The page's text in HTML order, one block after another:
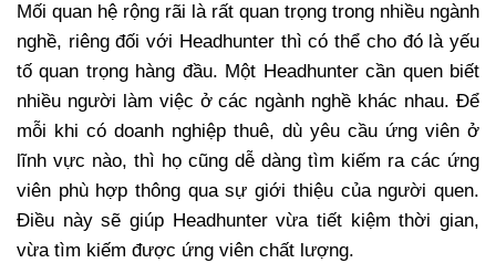
Mối quan hệ rộng rãi là rất quan trọng trong nhiều ngành
nghề, riêng đối với Headhunter thì có thể cho đó là yếu
tố quan trọng hàng đầu. Một Headhunter cần quen biết
nhiều người làm việc ở các ngành nghề khác nhau. Để
mỗi khi có doanh nghiệp thuê, dù yêu cầu ứng viên ở
lĩnh vực nào, thì họ cũng dễ dàng tìm kiếm ra các ứng
viên phù hợp thông qua sự giới thiệu của người quen.
Điều này sẽ giúp Headhunter vừa tiết kiệm thời gian,
vừa tìm kiếm được ứng viên chất lượng.